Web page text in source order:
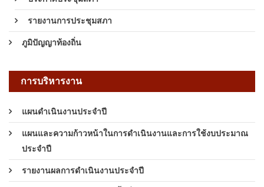
รายงานการประชุมสภา
ภูมิปัญญาท้องถิ่น
การบริหารงาน
แผนดำเนินงานประจำปี
แผนและความก้าวหน้าในการดำเนินงานและการใช้งบประมาณ
ประจำปี
รายงานผลการดำเนินงานประจำปี